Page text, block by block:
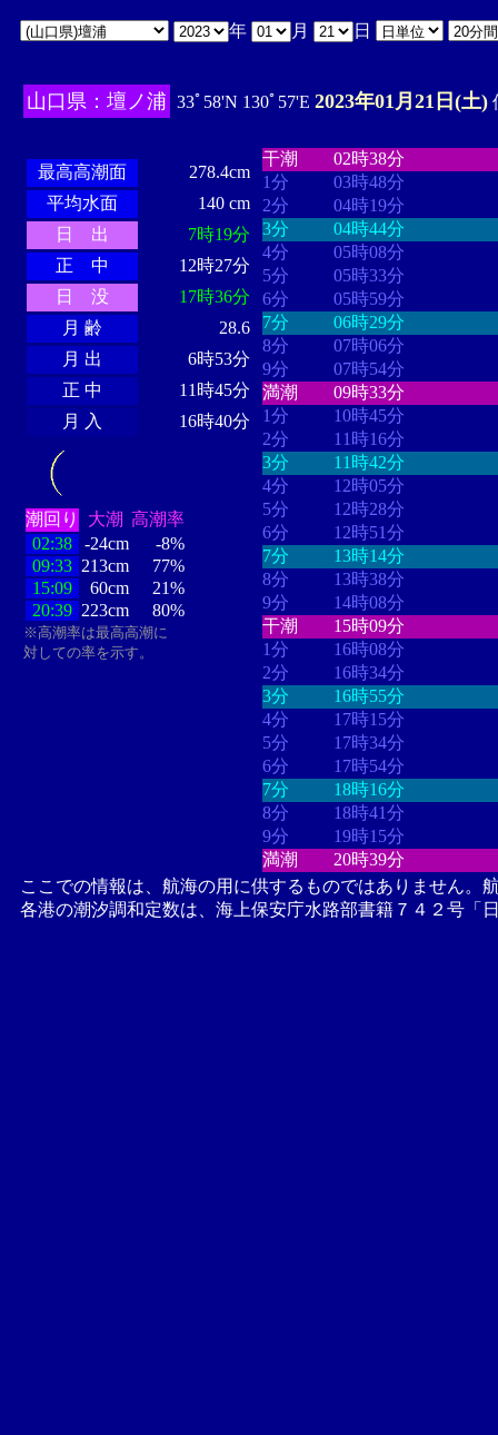
年 月 日
山口県：壇ノ浦 33ﾟ58'N 130ﾟ57'E 2023年01月21日(土)
最高高潮面
278.4cm
平均水面
140 cm
日 出
7時19分
正 中
12時27分
日 没
17時36分
月 齢
28.6
月 出
6時53分
正 中
11時45分
月 入
16時40分
潮回り 大潮 高潮率
02:38
-24cm
-8%
09:33 213cm
77%
15:09
60cm
21%
20:39 223cm 80%
※高潮率は最高高潮に
対しての率を示す。
干潮
02時38分
1分
03時48分
2分
04時19分
3分
04時44分
4分
05時08分
5分
05時33分
6分
05時59分
7分
06時29分
8分
07時06分
9分
07時54分
満潮
09時33分
1分
10時45分
2分
11時16分
3分
11時42分
4分
12時05分
5分
12時28分
6分
12時51分
7分
13時14分
8分
13時38分
9分
14時08分
干潮
15時09分
1分
16時08分
2分
16時34分
3分
16時55分
4分
17時15分
5分
17時34分
6分
17時54分
7分
18時16分
8分
18時41分
9分
19時15分
満潮
20時39分
ここでの情報は、航海の用に供するものではありません。
各港の潮汐調和定数は、海上保安庁水路部書籍７４２号「